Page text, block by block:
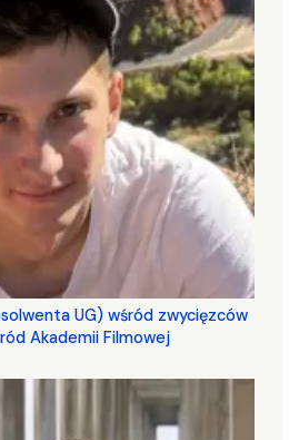
UG) wśród zwycięzców
Akademii Filmowej